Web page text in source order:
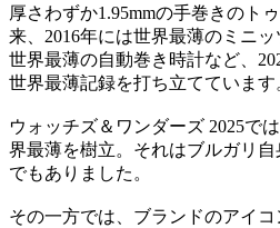
厚さわずか1.95mmの手巻きのト
来、2016年には世界最薄のミニ
世界最薄の自動巻き時計など、
世界最薄記録を打ち立てています
ウォッチズ＆ワンダーズ 2025で
界最薄を樹立。それはブルガリ
でもありました。
その一方では、ブランドのアイ